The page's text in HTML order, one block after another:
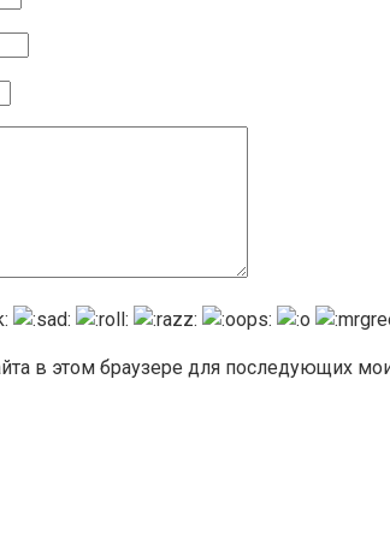
в этом браузере для последующих